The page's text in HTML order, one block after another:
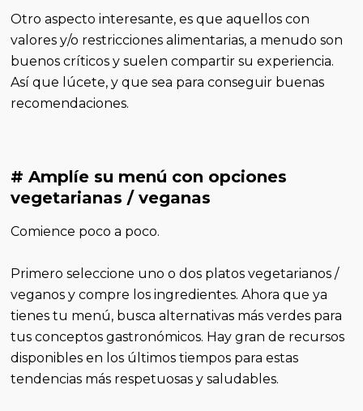
Otro aspecto interesante, es que aquellos con
valores y/o restricciones alimentarias, a menudo son
buenos críticos y suelen compartir su experiencia.
Así que lúcete, y que sea para conseguir buenas
recomendaciones.
# Amplíe su menú con opciones
vegetarianas / veganas
Comience poco a poco.
Primero seleccione uno o dos platos vegetarianos /
veganos y compre los ingredientes. Ahora que ya
tienes tu menú, busca alternativas más verdes para
tus conceptos gastronómicos. Hay gran de recursos
disponibles en los últimos tiempos para estas
tendencias más respetuosas y saludables.